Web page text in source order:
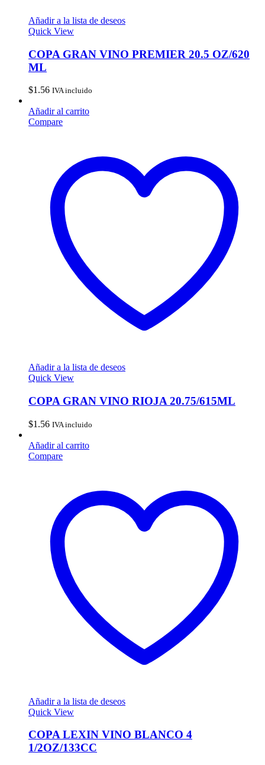
Añadir a la lista de deseos
Quick View
COPA GRAN VINO PREMIER 20.5 OZ/620
ML
$1.56 IVA incluido
Añadir al carrito
Compare
Añadir a la lista de deseos
Quick View
COPA GRAN VINO RIOJA 20.75/615ML
$1.56 IVA incluido
Añadir al carrito
Compare
Añadir a la lista de deseos
Quick View
COPA LEXIN VINO BLANCO 4
1/2OZ/133CC